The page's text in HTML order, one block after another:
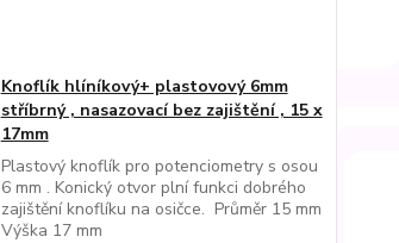
Knoflík hlíníkový+ plastovový 6mm
stříbrný , nasazovací bez zajištění , 15 x
17mm
Plastový knoflík pro potenciometry s osou
6 mm . Konický otvor plní funkci dobrého
zajištění knoflíku na osičce. Průměr 15 mm
Výška 17 mm